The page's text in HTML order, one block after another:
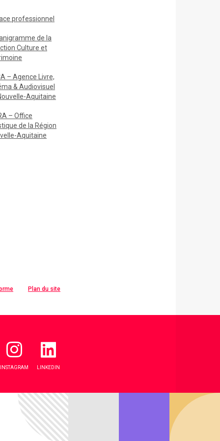
professionnel
de la
Culture et
– Agence Livre,
& Audiovisuel
Aquitaine
– Office
de la Région
Aquitaine
Plan du site
INSTAGRAM LINKEDIN